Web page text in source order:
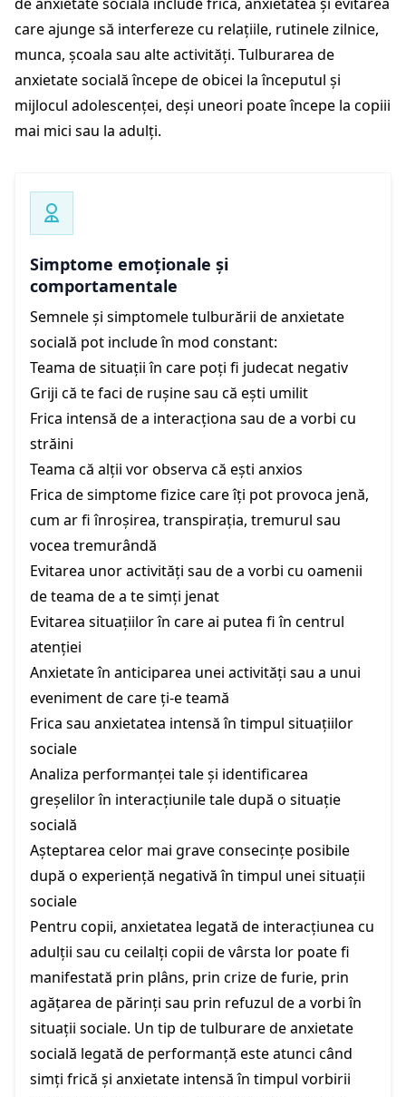
care ajunge să interfereze cu relațiile, rutinele zilnice,
munca, școala sau alte activități. Tulburarea de
anxietate socială începe de obicei la începutul și
mijlocul adolescenței, deși uneori poate începe la copiii
mai mici sau la adulți.
Simptome emoționale și
comportamentale
Semnele și simptomele tulburării de anxietate
socială pot include în mod constant:
Teama de situații în care poți fi judecat negativ
Griji că te faci de rușine sau că ești umilit
Frica intensă de a interacționa sau de a vorbi cu
străini
Teama că alții vor observa că ești anxios
Frica de simptome fizice care îți pot provoca jenă,
cum ar fi înroșirea, transpirația, tremurul sau
vocea tremurândă
Evitarea unor activități sau de a vorbi cu oamenii
de teama de a te simți jenat
Evitarea situațiilor în care ai putea fi în centrul
atenției
Anxietate în anticiparea unei activități sau a unui
eveniment de care ți-e teamă
Frica sau anxietatea intensă în timpul situațiilor
sociale
Analiza performanței tale și identificarea
greșelilor în interacțiunile tale după o situație
socială
Așteptarea celor mai grave consecințe posibile
după o experiență negativă în timpul unei situații
sociale
Pentru copii, anxietatea legată de interacțiunea cu
adulții sau cu ceilalți copii de vârsta lor poate fi
manifestată prin plâns, prin crize de furie, prin
agățarea de părinți sau prin refuzul de a vorbi în
situații sociale. Un tip de tulburare de anxietate
socială legată de performanță este atunci când
simți frică și anxietate intensă în timpul vorbirii